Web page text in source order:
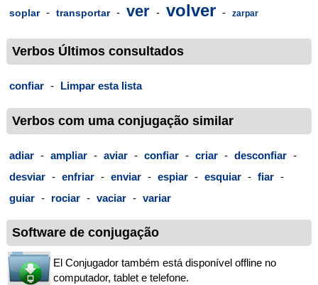
soplar - transportar - ver - volver - zarpar
Verbos Últimos consultados
confiar - Limpar esta lista
Verbos com uma conjugação similar
adiar - ampliar - aviar - confiar - criar - desconfiar -
desviar - enfriar - enviar - espiar - esquiar - fiar -
guiar - rociar - vaciar - variar
Software de conjugação
El Conjugador também está disponível offline no
computador, tablet e telefone.